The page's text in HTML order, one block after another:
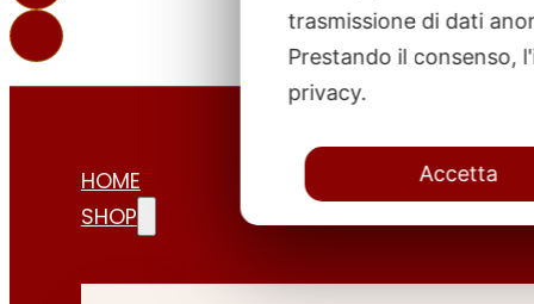
HOME
SHOP
trasmissione di dati
Prestando il consenso,
privacy.
Accetta